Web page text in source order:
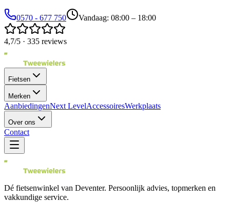
0570 - 677 750 Vandaag: 08:00 – 18:00
4,7/5 · 335 reviews
Fietsen
Merken
AanbiedingenNext LevelAccessoiresWerkplaats
Over ons
Contact
Dé fietsenwinkel van Deventer. Persoonlijk advies, topmerken en
vakkundige service.